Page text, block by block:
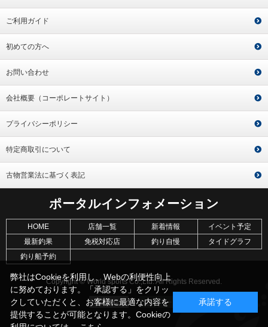
ご利用ガイド
初めての方へ
お問い合わせ
会社概要（コーポレートサイト）
プライバシーポリシー
特定商取引について
古物営業法に基づく表記
ポータルインフォメーション
HOME 店舗一覧 新着情報
イベント予定
最新釣果
免税対応店 釣り自慢
タイドグラフ
釣り船予約
Copyright © World sports Co.,Ltd. All Rights Reserved.
弊社はCookieを利用し、Webの利便性向上
に努めております。「承認する」をクリッ
クしていただくと、お客様に最適な内容を
提供することが可能となります。Cookieの
承諾する